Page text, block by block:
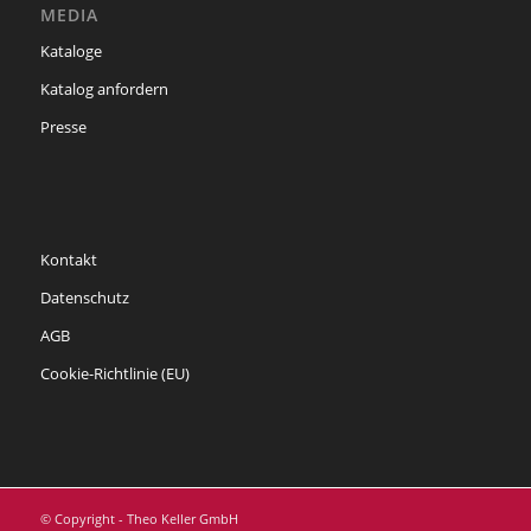
MEDIA
Kataloge
Katalog anfordern
Presse
Kontakt
Datenschutz
AGB
Cookie-Richtlinie (EU)
© Copyright - Theo Keller GmbH